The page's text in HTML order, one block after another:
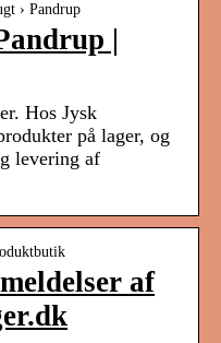
› Pandrup
|
Hos Jysk
på lager, og
levering af
af